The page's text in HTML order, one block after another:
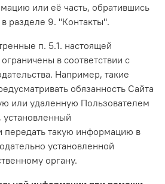
или её часть, обратившись
разделе 9. "Контакты".
п. 5.1. настоящей
в соответствии с
Например, такие
обязанность Сайта
или удаленную Пользователем
передать такую информацию в
установленной
органу.